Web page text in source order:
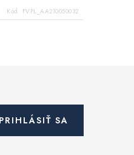
Kód: FVPL_AA210050032
PRIHLÁSIŤ SA